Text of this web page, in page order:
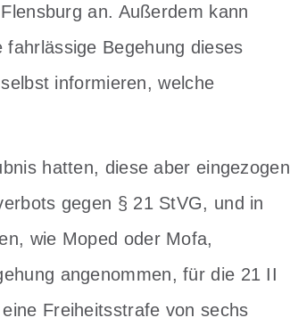
an. Außerdem kann
Begehung dieses
informieren, welche
hatten, diese aber eingezogen
gegen § 21 StVG, und in
wie Moped oder Mofa,
angenommen, für die 21 II
Freiheitsstrafe von sechs